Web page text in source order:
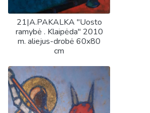
21|A.PAKALKA "Uosto
ramybė . Klaipėda" 2010
m. aliejus-drobė 60x80
cm